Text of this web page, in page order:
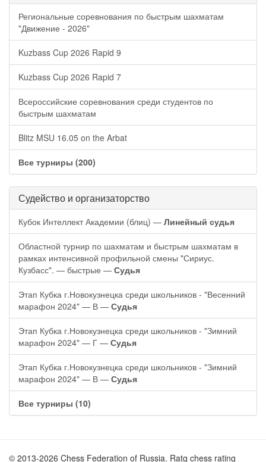
Региональные соревнования по быстрым шахматам
"Движение - 2026"
Kuzbass Cup 2026 Rapid 9
Kuzbass Cup 2026 Rapid 7
Всероссийские соревнования среди студентов по
быстрым шахматам
Blitz MSU 16.05 on the Arbat
Все турниры (200)
Судейство и организаторство
Кубок Интеллект Академии (блиц) — Линейный судья
Областной турнир по шахматам и быстрым шахматам в
рамках интенсивной профильной смены "Сириус.
Кузбасс". — быстрые — Судья
Этап Кубка г.Новокузнецка среди школьников - "Весенний
марафон 2024" — В — Судья
Этап Кубка г.Новокузнецка среди школьников - "Зимний
марафон 2024" — Г — Судья
Этап Кубка г.Новокузнецка среди школьников - "Зимний
марафон 2024" — В — Судья
Все турниры (10)
© 2013-2026 Chess Federation of Russia. Ratg chess rating